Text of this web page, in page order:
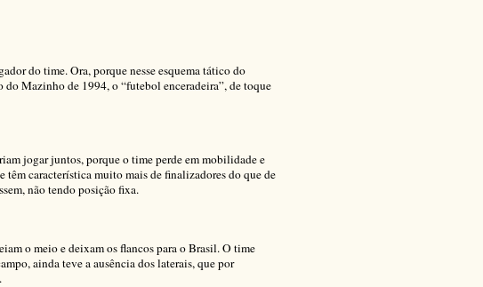
do time. Ora, porque nesse esquema tático do
do Mazinho de 1994, o “futebol enceradeira”, de toque
jogar juntos, porque o time perde em mobilidade e
têm característica muito mais de finalizadores do que de
não tendo posição fixa.
o meio e deixam os flancos para o Brasil. O time
ainda teve a ausência dos laterais, que por